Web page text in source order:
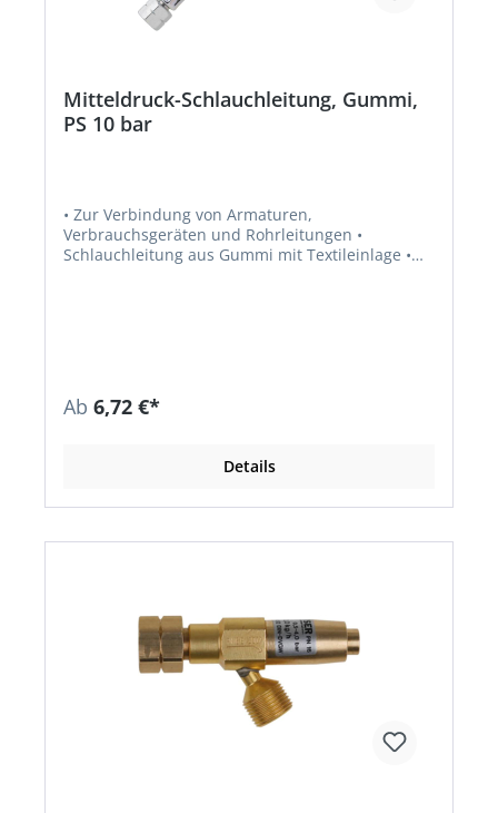
Mitteldruck-Schlauchleitung, Gummi,
PS 10 bar
• Zur Verbindung von Armaturen,
Verbrauchsgeräten und Rohrleitungen •
Schlauchleitung aus Gummi mit Textileinlage •
Ab 6,72 €*
Details